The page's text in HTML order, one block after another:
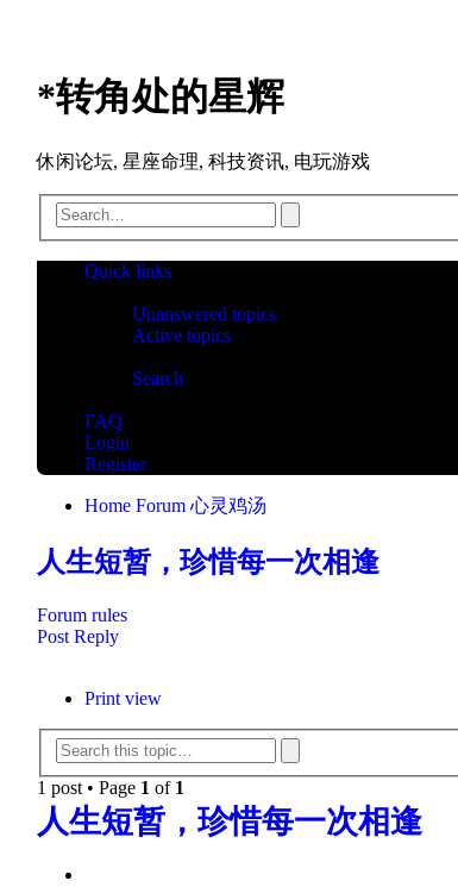
*转角处的星辉
休闲论坛, 星座命理, 科技资讯, 电玩游戏
search
Quick links
Unanswered topics
Active topics
Search
FAQ
Login
Register
Home Forum 心灵鸡汤
人生短暂，珍惜每一次相逢
Forum rules
Post Reply
Print view
1 post • Page 1 of 1
人生短暂，珍惜每一次相逢